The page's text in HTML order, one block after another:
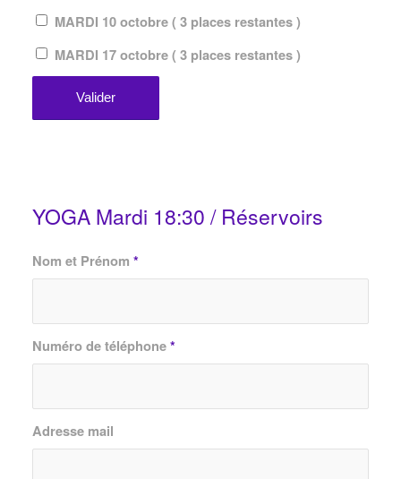
MARDI 10 octobre ( 3 places restantes )
MARDI 17 octobre ( 3 places restantes )
YOGA Mardi 18:30 / Réservoirs
Nom et Prénom *
Numéro de téléphone*
Adresse mail